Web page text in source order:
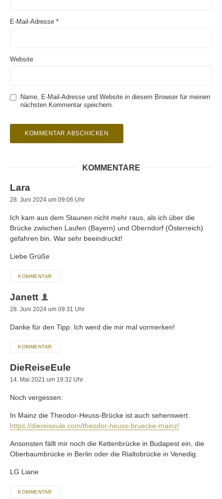
E-Mail-Adresse *
Website
Name, E-Mail-Adresse und Website in diesem Browser für meinen
nächsten Kommentar speichern.
KOMMENTARE
Lara
28. Juni 2024 um 09:06 Uhr
Ich kam aus dem Staunen nicht mehr raus, als ich über die
Brücke zwischen Laufen (Bayern) und Oberndorf (Österreich)
gefahren bin. War sehr beeindruckt!
Liebe Grüße
KOMMENTAR
Janett
28. Juni 2024 um 09:31 Uhr
Danke für den Tipp. Ich werd die mir mal vormerken!
KOMMENTAR
DieReiseEule
14. Mai 2021 um 19:32 Uhr
Noch vergessen:
In Mainz die Theodor-Heuss-Brücke ist auch sehenswert.
https://diereiseule.com/theodor-heuss-bruecke-mainz/
Ansonsten fällt mir noch die Kettenbrücke in Budapest ein, die
Oberbaumbrücke in Berlin oder die Rialtobrücke in Venedig.
LG Liane
KOMMENTAR